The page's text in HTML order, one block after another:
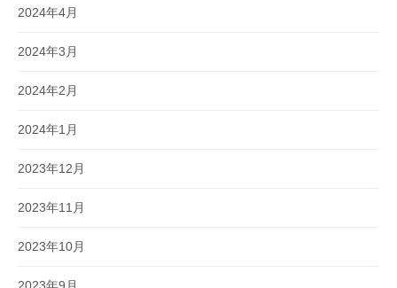
2024年4月
2024年3月
2024年2月
2024年1月
2023年12月
2023年11月
2023年10月